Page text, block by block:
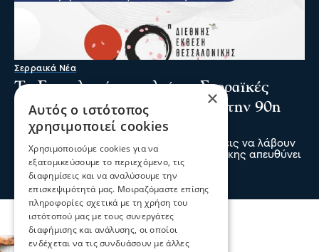
Σερραικά Νέα
Το Επιμελητήριο καλεί τις Σερραϊκές
επιχειρήσεις να λάβουν μέρος στην 90η
Δ.Ε.Θ.
Πρόσκληση προς τις Σερραϊκές επιχειρήσεις να λάβουν
μέρος στην 90η Διεθνή Έκθεση Θεσσαλονίκης απευθύνει
το Επιμελητήριο Σερρών
05 Αυγ 2026, 20:28
×
Αυτός ο ιστότοπος
χρησιμοποιεί cookies
Χρησιμοποιούμε cookies για να
εξατομικεύσουμε το περιεχόμενο, τις
διαφημίσεις και να αναλύσουμε την
επισκεψιμότητά μας. Μοιραζόμαστε επίσης
πληροφορίες σχετικά με τη χρήση του
ιστότοπού μας με τους συνεργάτες
διαφήμισης και ανάλυσης, οι οποίοι
ενδέχεται να τις συνδυάσουν με άλλες